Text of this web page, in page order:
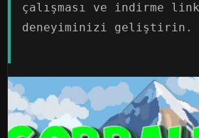
çalışması ve indirme
deneyiminizi geliştirin.